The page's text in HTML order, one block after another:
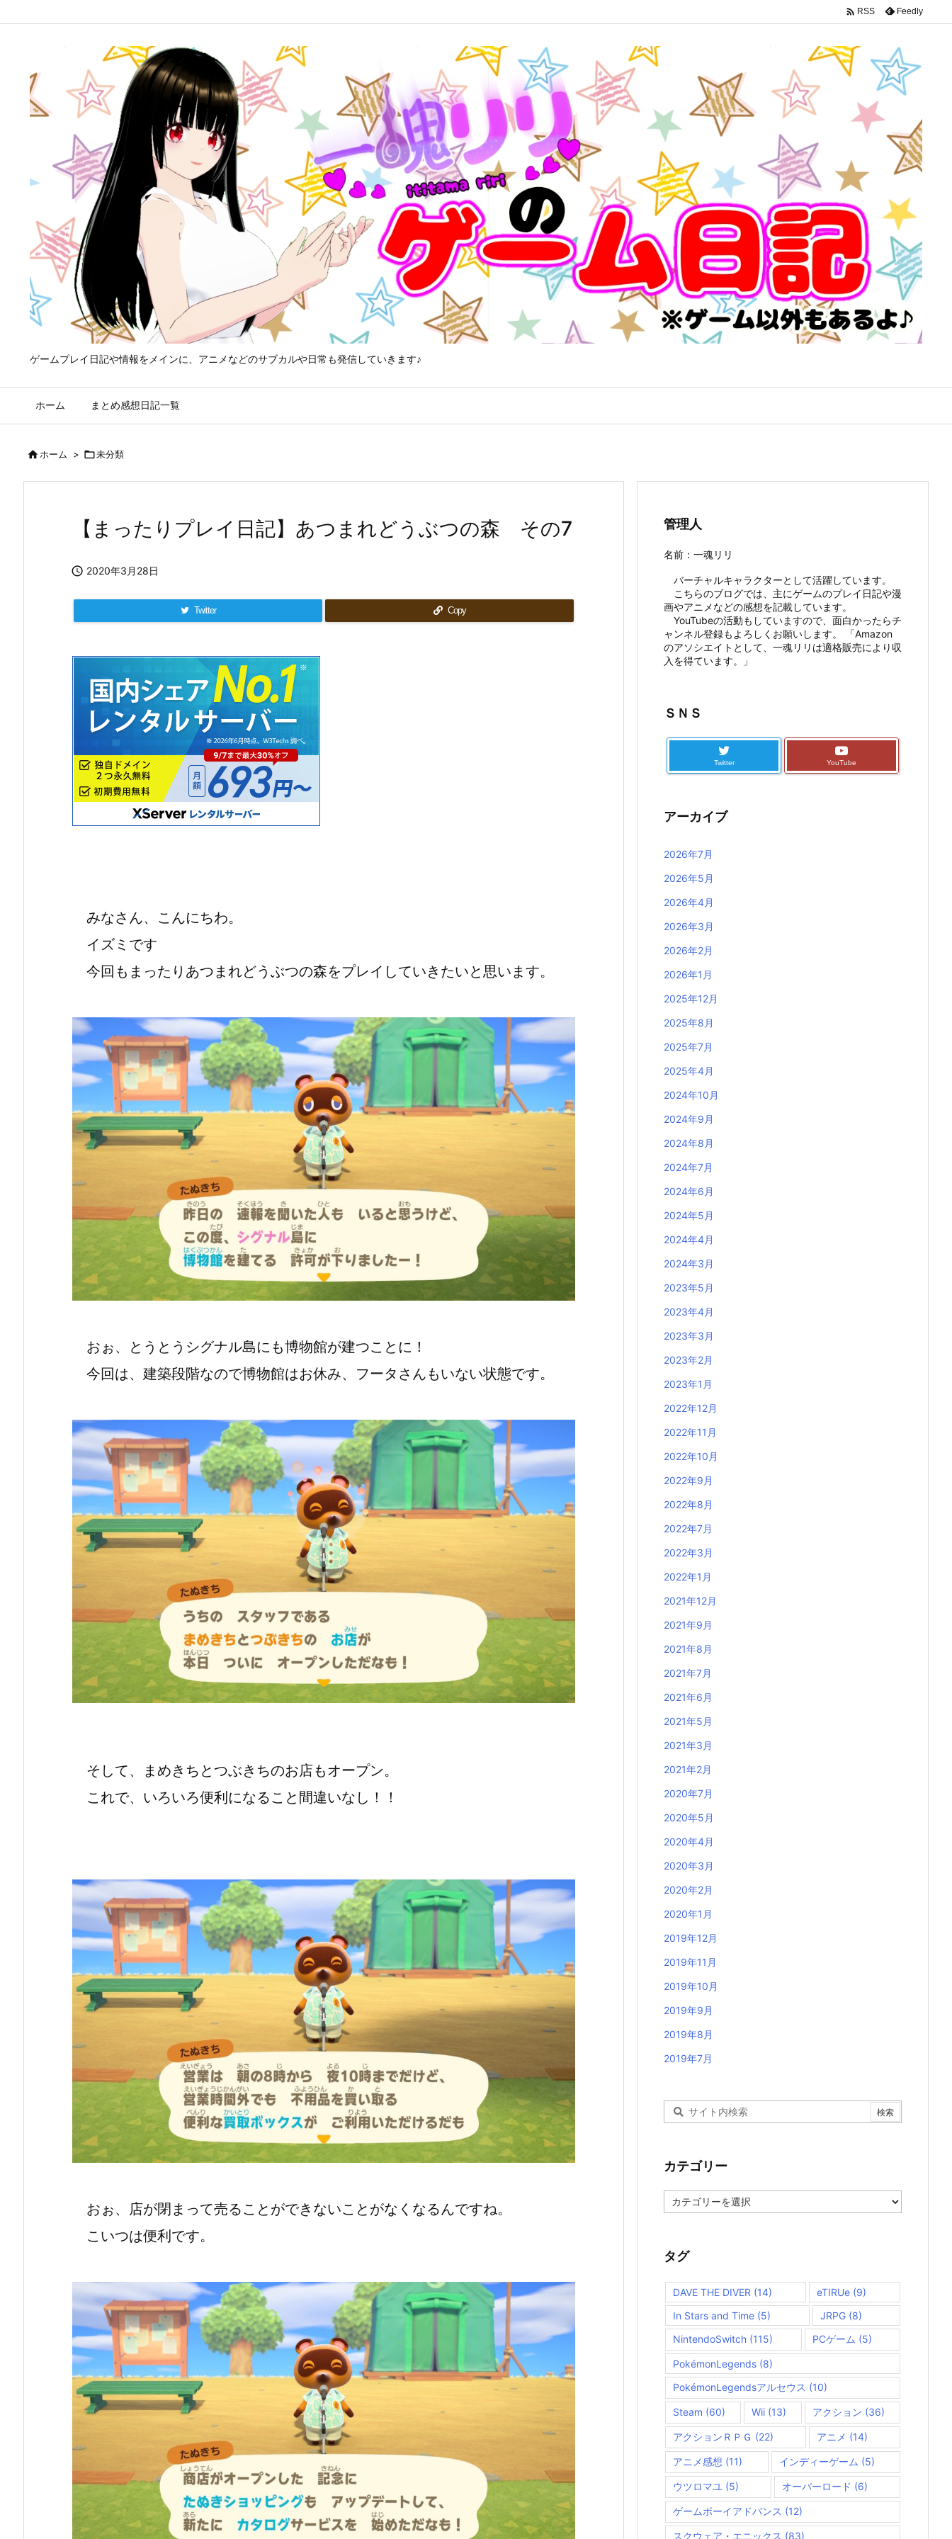
ゲームプレイ日記や情報をメインに、アニメなどのサブカルや日常も発信していきます♪
ホーム まとめ感想日記一覧
 RSS Feedly
ホーム > 未分類
【まったりプレイ日記】あつまれどうぶつの森 その7
 2020年3月28日
Twitter Copy
みなさん、こんにちわ。
イズミです
今回もまったりあつまれどうぶつの森をプレイしていきたいと思います。
おぉ、とうとうシグナル島にも博物館が建つことに！
今回は、建築段階なので博物館はお休み、フータさんもいない状態です。
そして、まめきちとつぶきちのお店もオープン。
これで、いろいろ便利になること間違いなし！！
おぉ、店が閉まって売ることができないことがなくなるんですね。
こいつは便利です。
管理人
名前：一魂リリ
バーチャルキャラクターとして活躍しています。
こちらのブログでは、主にゲームのプレイ日記や漫
画やアニメなどの感想を記載しています。
YouTubeの活動もしていますので、面白かったらチ
ャンネル登録もよろしくお願いします。 「Amazon
のアソシエイトとして、一魂リリは適格販売により収
入を得ています。」
ＳＮＳ
Twitter YouTube
アーカイブ
2026年7月
2026年5月
2026年4月
2026年3月
2026年2月
2026年1月
2025年12月
2025年8月
2025年7月
2025年4月
2024年10月
2024年9月
2024年8月
2024年7月
2024年6月
2024年5月
2024年4月
2024年3月
2023年5月
2023年4月
2023年3月
2023年2月
2023年1月
2022年12月
2022年11月
2022年10月
2022年9月
2022年8月
2022年7月
2022年3月
2022年1月
2021年12月
2021年9月
2021年8月
2021年7月
2021年6月
2021年5月
2021年3月
2021年2月
2020年7月
2020年5月
2020年4月
2020年3月
2020年2月
2020年1月
2019年12月
2019年11月
2019年10月
2019年9月
2019年8月
2019年7月
カテゴリー
テ
ー
タグ
DAVE THE DIVER (14) eTIRUe (9)
In Stars and Time (5) JRPG(8)
NintendoSwitch (115) PCゲーム (5)
PokémonLegends (8)
PokémonLegendsアルセウス (10)
Steam (60) Wii (13) アクション (36)
アクションＲＰＧ (22) アニメ (14)
アニメ感想 (11) インディーゲーム (5)
ウツロマユ (5) オーバーロード (6)
ゲームボーイアドバンス (12)
スクウェア・エニックス (83)